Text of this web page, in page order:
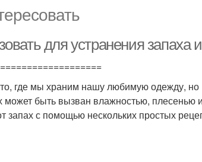
для устранения
где мы храним нашу любимую одежду, но
может быть вызван влажностью,
запах с помощью нескольких простых